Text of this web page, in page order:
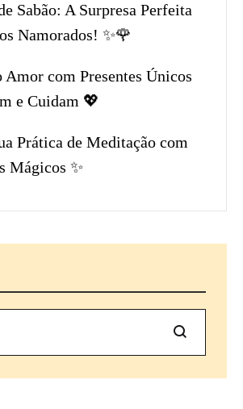
Sabão: A Surpresa Perfeita
Namorados! ✨🌹
Amor com Presentes Únicos
e Cuidam 💖
Prática de Meditação com
Mágicos ✨
Pesquisar